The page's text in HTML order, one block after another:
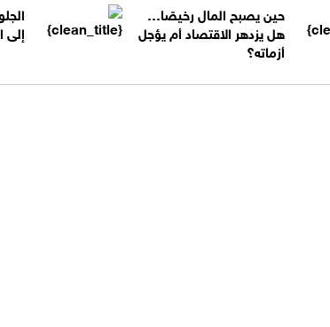
حين يصبح المال رخيصًا…
هل يزدهر الاقتصاد أم يؤجل
أزماته؟
إلى